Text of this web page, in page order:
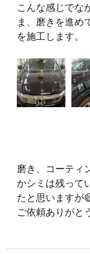
こんな感じでな
ま、磨きを進め
を施工します。
磨き、コーティ
かシミは残って
たと思いますが
ご依頼ありがと